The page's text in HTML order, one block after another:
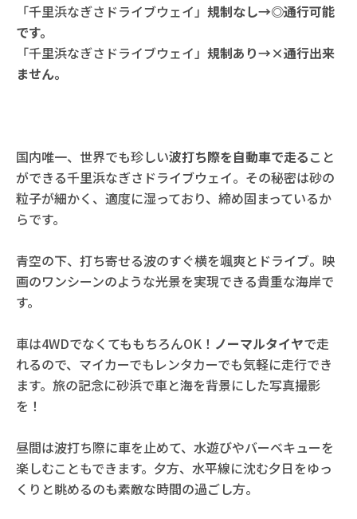
「千里浜なぎさドライブウェイ」 規制なし→◎通行可能
です。
「千里浜なぎさドライブウェイ」 規制あり→×通行出来
ません。
国内唯一、世界でも珍しい波打ち際を自動車で走ること
ができる千里浜なぎさドライブウェイ。その秘密は砂の
粒子が細かく、適度に湿っており、締め固まっているか
らです。
青空の下、打ち寄せる波のすぐ横を颯爽とドライブ。映
画のワンシーンのような光景を実現できる貴重な海岸で
す。
車は4WDでなくてももちろんOK！ ノーマルタイヤで走
れるので、マイカーでもレンタカーでも気軽に走行でき
ます。旅の記念に砂浜で車と海を背景にした写真撮影
を！
昼間は波打ち際に車を止めて、水遊びやバーベキューを
楽しむこともできます。夕方、水平線に沈む夕日をゆっ
くりと眺めるのも素敵な時間の過ごし方。